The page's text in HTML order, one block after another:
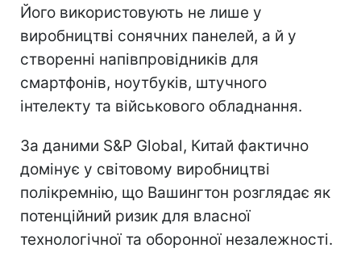
Його використовують не лише у
виробництві сонячних панелей, а й у
створенні напівпровідників для
смартфонів, ноутбуків, штучного
інтелекту та військового обладнання.
За даними S&P Global, Китай фактично
домінує у світовому виробництві
полікремнію, що Вашингтон розглядає як
потенційний ризик для власної
технологічної та оборонної незалежності.